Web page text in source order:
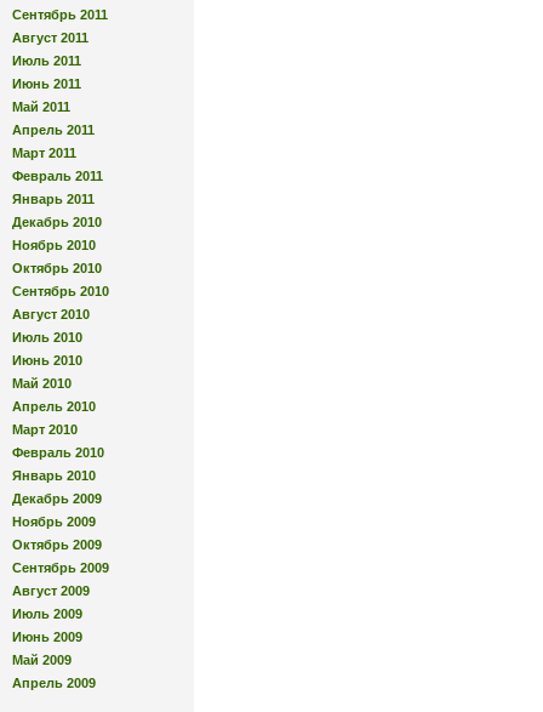
Сентябрь 2011
Август 2011
Июль 2011
Июнь 2011
Май 2011
Апрель 2011
Март 2011
Февраль 2011
Январь 2011
Декабрь 2010
Ноябрь 2010
Октябрь 2010
Сентябрь 2010
Август 2010
Июль 2010
Июнь 2010
Май 2010
Апрель 2010
Март 2010
Февраль 2010
Январь 2010
Декабрь 2009
Ноябрь 2009
Октябрь 2009
Сентябрь 2009
Август 2009
Июль 2009
Июнь 2009
Май 2009
Апрель 2009